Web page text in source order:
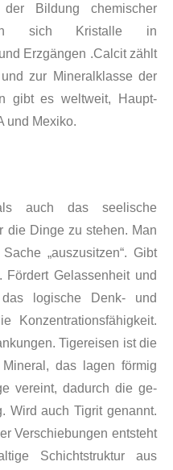
Bildung chemischer
sich Kristalle in
Erzgängen .Calcit zählt
zur Mineralklasse der
gibt es weltweit, Haupt­
und Mexiko.
auch das seelische
die Dinge zu stehen. Man
„auszusitzen“. Gibt
Fördert Gelassenheit und
logische Denk- und
Konzentrationsfähigkeit.
Tigereisen ist die
das lagen förmig
vereint, da­durch die ge­
Wird auch Tigrit genannt.
Ver­schiebungen entsteht
Schichtstruktur aus